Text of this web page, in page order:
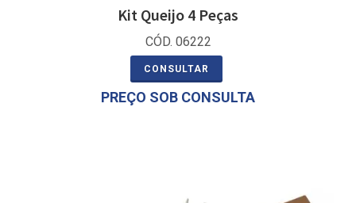
Kit Queijo 4 Peças
CÓD. 06222
CONSULTAR
PREÇO SOB CONSULTA